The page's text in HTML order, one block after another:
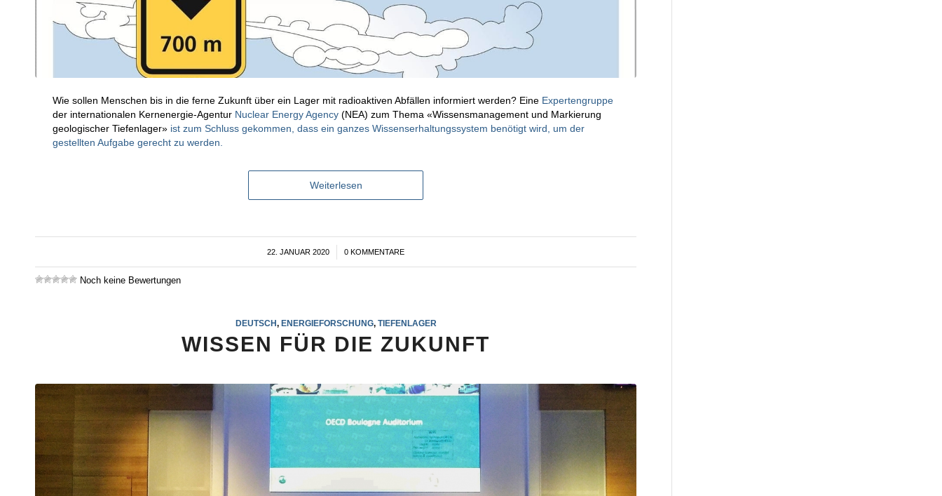
Wie sollen Menschen bis in die ferne Zukunft über ein Lager mit radioaktiven Abfällen informiert werden? Eine Expertengruppe
der internationalen Kernenergie-Agentur Nuclear Energy Agency (NEA) zum Thema «Wissensmanagement und Markierung
geologischer Tiefenlager» ist zum Schluss gekommen, dass ein ganzes Wissenserhaltungssystem benötigt wird, um der
gestellten Aufgabe gerecht zu werden.
Weiterlesen
22. JANUAR 2020
/ 0 KOMMENTARE
Noch keine Bewertungen
DEUTSCH, ENERGIEFORSCHUNG, TIEFENLAGER
WISSEN FÜR DIE ZUKUNFT